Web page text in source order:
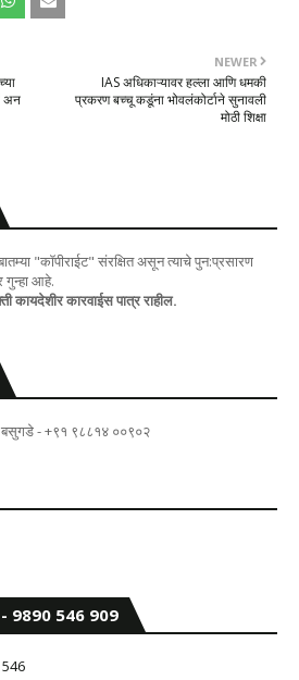
NEWER
IAS अधिकाऱ्यावर हल्ला आणि धमकी
प्रकरण बच्चू कडूंना भोवलंकोर्टाने सुनावली
मोठी शिक्षा
अन
"कॉपीराईट" संरक्षित असून त्याचे पुन:प्रसारण
गुन्हा आहे.
कारवाईस पात्र राहील.
बसुगडे - +९१ ९८८१४ ००९०२
- 9890 546 909
546